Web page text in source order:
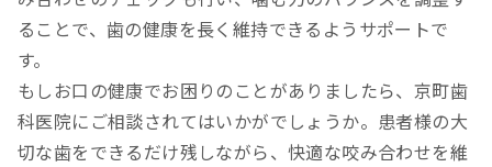
ることで、歯の健康を長く維持できるようサポートで
す。
もしお口の健康でお困りのことがありましたら、京町歯
科医院にご相談されてはいかがでしょうか。患者様の大
切な歯をできるだけ残しながら、快適な咬み合わせを維